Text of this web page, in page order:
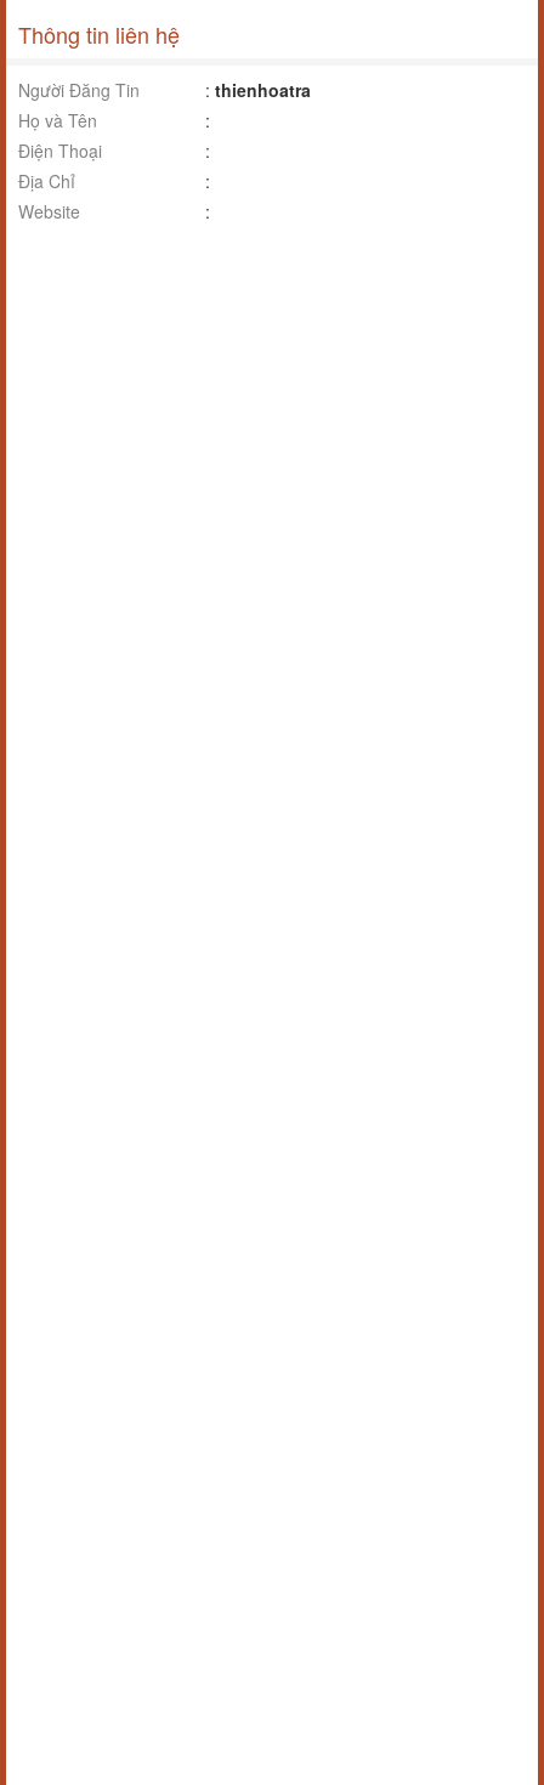
Thông tin liên hệ
Người Đăng Tin : thienhoatra
Họ và Tên
:
Điện Thoại
:
Địa Chỉ
:
Website
: